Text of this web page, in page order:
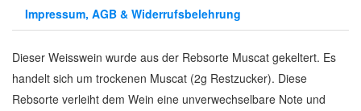
Impressum, AGB & Widerrufsbelehrung
Dieser Weisswein wurde aus der Rebsorte Muscat gekeltert. Es
handelt sich um trockenen Muscat (2g Restzucker). Diese
Rebsorte verleiht dem Wein eine unverwechselbare Note und